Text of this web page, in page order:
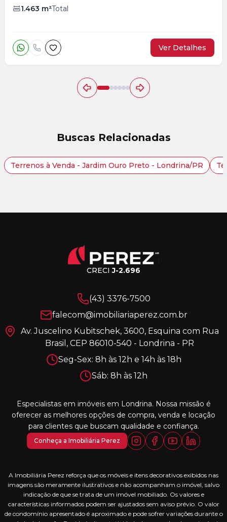
1.463 m²Total
Ver Detalhes
Buscas Relacionadas
Terrenos à Venda - Jardim Ouro Preto - Londrina/PR
CRECIJ-2.696
(43) 3376-7500
falecom@imobiliariaperez.com.br
Av. Juscelino Kubitschek, 3600, Esquina com Rua
Brasil, CEP 86010-540 - Londrina - PR
Seg-Sex: 8h às 12h e 14h às 18h
Sáb: 8h às 12h
Especialistas em imóveis em Londrina. Nossa missão é
oferecer as melhores opções de compra, venda e locação
para clientes que buscam qualidade e confiança.
Conheça a Imobiliária Perez
A Imobiliária Perez reforça que os móveis e itens decorativos exibidos nas
imagens são meramente ilustrativos e não acompanham o imóvel, salvo
indicação de que se trata de um imóvel mobiliado. Os valores e
características informados podem ser ajustados sem aviso prévio. O valor
de condomínio apresentado é aproximado e pode sofrer variações durante o